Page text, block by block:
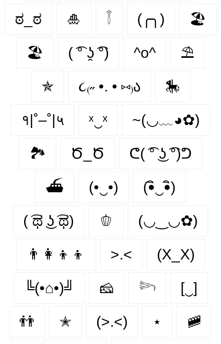
ಠ_ಠ 🎍 𓇕 (╭╮) 🏖
🏖️ ( ͡° ʖ̯ ͡°) ^o^ ⛱
✯ ૮₍˶ •. • ⑅₎ა 🎠
१|˚–˚|५ ˣ‿ˣ ~(◡﹏◕✿)
🏞️ Ծ_Ծ ᕦ( ͡° ͜ʖ ͡°)ᕤ
⛴ (•‿•) (•ิ‿•ิ)
( ͡ಥ ͜ʖ ͡ಥ) 🫑 (◡‿◡✿)
👨‍👩‍👦‍👦 >.< (X_X)
╚(•⌂•)╝ 🧀 𓆸 [‿]
👬 ✭ (>.<) ⋆ 🚞